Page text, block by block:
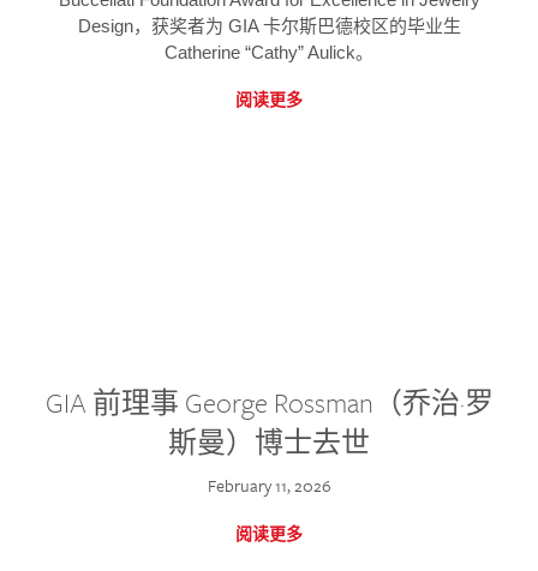
Design，获奖者为 GIA 卡尔斯巴德校区的毕业生
Catherine “Cathy” Aulick。
阅读更多
GIA 前理事 George Rossman（乔治·罗
斯曼）博士去世
February 11, 2026
阅读更多